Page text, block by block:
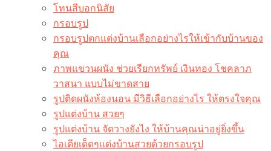
โทนสีบอกนิสัย
กรอบรูป
กรอบรูปตกแต่งบ้านเลือกอย่างไรให้เข้ากับบ้านของ
คุณ
ภาพแขวนผนัง ช่วยเรียกทรัพย์ เงินทอง โชคลาภ
วาสนา แบบไม่ขาดสาย
รูปติดผนังห้องนอน มีวิธีเลือกอย่างไร ให้ตรงใจคุณ
รูปแต่งบ้าน สวยๆ
รูปแต่งบ้าน จัดวางยังไง ให้บ้านคุณน่าอยู่ยิ่งขึ้น
ไอเดียเด็ดๆแต่งบ้านสวยด้วยกรอบรูป